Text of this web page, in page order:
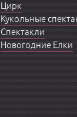
Цирк
Кукольные
Спектакли
Новогодние Елки